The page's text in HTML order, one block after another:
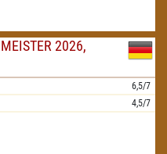
2026,
6,5/7
4,5/7